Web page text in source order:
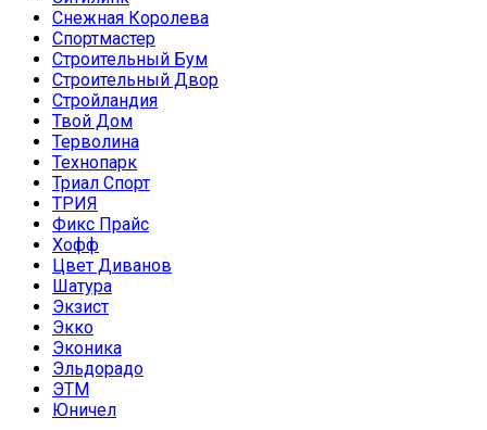
Снежная Королева
Спортмастер
Строительный Бум
Строительный Двор
Стройландия
Твой Дом
Терволина
Технопарк
Триал Спорт
ТРИЯ
Фикс Прайс
Хофф
Цвет Диванов
Шатура
Экзист
Экко
Эконика
Эльдорадо
ЭТМ
Юничел